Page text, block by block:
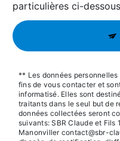
particulières ci-
** Les données
fins de vous contacter et
informatisé. Elles sont
traitants dans le seul but de
données collectées seront
suivants: SBR Claude et Fils
Manonviller contact@sbr-